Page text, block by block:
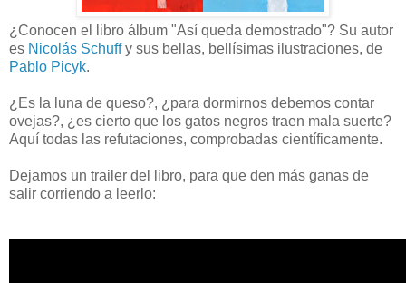
¿Conocen el libro álbum "Así queda demostrado"? Su autor
es Nicolás Schuffy sus bellas, bellísimas ilustraciones, de
Pablo Picyk.
¿Es la luna de queso?, ¿para dormirnos debemos contar
ovejas?, ¿es cierto que los gatos negros traen mala suerte?
Aquí todas las refutaciones, comprobadas científicamente.
Dejamos un trailer del libro, para que den más ganas de
salir corriendo a leerlo: